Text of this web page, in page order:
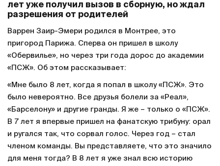
лет уже получил вызов в сборную, но ждал
разрешения от родителей
Варрен Заир-Эмери родился в Монтрее, это
пригород Парижа. Сперва он пришел в школу
«Обервилье», но через три года дорос до академии
«ПСЖ». Об этом рассказывает:
«Мне было 8 лет, когда я попал в школу «ПСЖ». Это
было невероятно. Все друзья болели за «Реал»,
«Барселону» и другие гранды. Я же – только о «ПСЖ».
В 7 лет я впервые пришел на фанатскую трибуну: орал
и ругался так, что сорвал голос. Через год – стал
членом команды. Вы представляете, что это значило
для меня тогда? В 8 лет я уже знал всю историю